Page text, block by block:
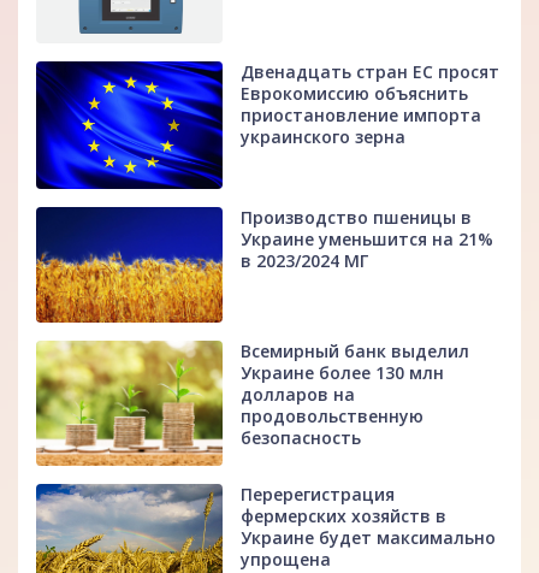
Двенадцать стран ЕС просят
Еврокомиссию объяснить
приостановление импорта
украинского зерна
Производство пшеницы в
Украине уменьшится на 21%
в 2023/2024 МГ
Всемирный банк выделил
Украине более 130 млн
долларов на
продовольственную
безопасность
Перерегистрация
фермерских хозяйств в
Украине будет максимально
упрощена